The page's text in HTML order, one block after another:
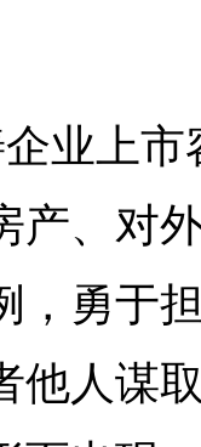
业上
产、对
，勇于
他人谋